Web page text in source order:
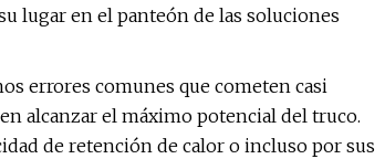
lugar en el panteón de las soluciones
errores comunes que cometen casi
alcanzar el máximo potencial del truco.
de retención de calor o incluso por sus